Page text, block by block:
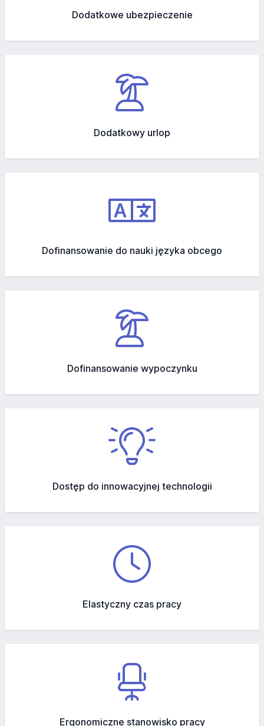
Dodatkowe ubezpieczenie
Dodatkowy urlop
Dofinansowanie do nauki języka obcego
Dofinansowanie wypoczynku
Dostęp do innowacyjnej technologii
Elastyczny czas pracy
Ergonomiczne stanowisko pracy